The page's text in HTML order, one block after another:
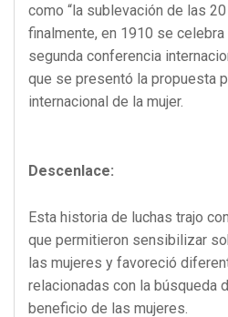
como “la sublevación de las
finalmente, en 1910 se celebra
segunda conferencia
que se presentó la propuesta
internacional de la mujer.
Descenlace:
Esta historia de luchas trajo
que permitieron sensibilizar
las mujeres y favoreció
relacionadas con la búsqueda
beneficio de las mujeres.